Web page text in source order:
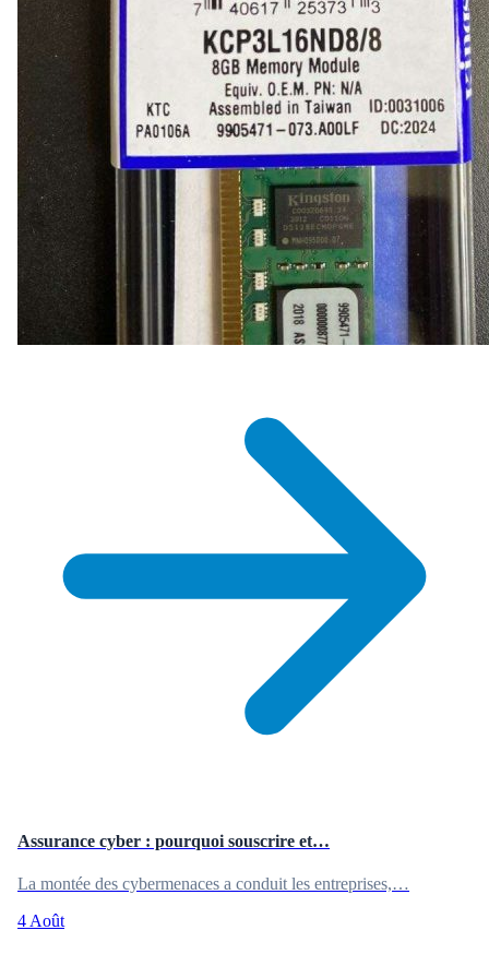
Assurance cyber : pourquoi souscrire et…
La montée des cybermenaces a conduit les entreprises,…
4 Août